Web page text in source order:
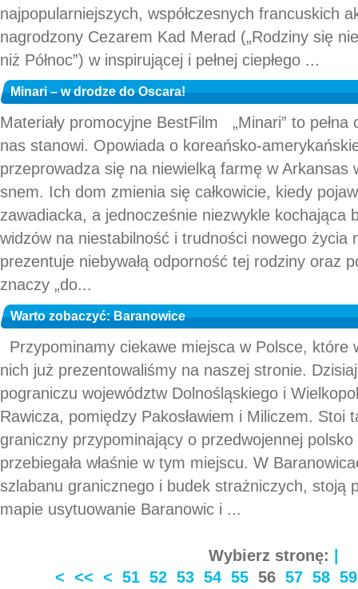
najpopularniejszych, współczesnych francuskich
nagrodzony Cezarem Kad Merad („Rodziny się
niż Północ”) w inspirującej i pełnej ciepłego ...
Minari – w drodze do Oscara!
Materiały promocyjne BestFilm „Minari” to pełna
nas stanowi. Opowiada o koreańsko-
przeprowadza się na niewielką farmę w Arkansas
snem. Ich dom zmienia się całkowicie, kiedy
zawadiacka, a jednocześnie niezwykle kochająca
widzów na niestabilność i trudności nowego życia
prezentuje niebywałą odporność tej rodziny oraz
znaczy „do...
Warto zobaczyć: Baranowice
Przypominamy ciekawe miejsca w Polsce, które
nich już prezentowaliśmy na naszej stronie.
pograniczu województw Dolnośląskiego i
Rawicza, pomiędzy Pakosławiem i Miliczem. Stoi
graniczny przypominający o przedwojennej
przebiegała właśnie w tym miejscu. W
szlabanu granicznego i budek strażniczych, stoją
mapie usytuowanie Baranowic i ...
Wybierz stronę: |
< << < 51 52 53 54 55 56 57 58 59